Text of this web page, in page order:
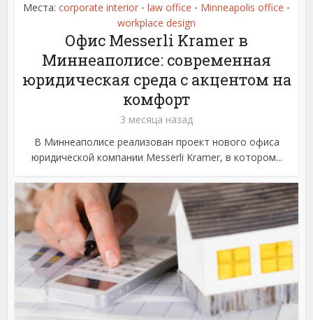
Места: corporate interior • law office • Minneapolis office •
workplace design
Офис Messerli Kramer в
Миннеаполисе: современная
юридическая среда с акцентом на
комфорт
3 месяца назад
В Миннеаполисе реализован проект нового офиса
юридической компании Messerli Kramer, в котором...